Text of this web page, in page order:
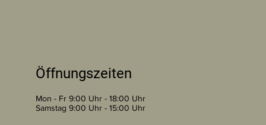
Öffnungszeiten
Mon - Fr 9:00 Uhr - 18:00 Uhr
Samstag 9:00 Uhr - 15:00 Uhr